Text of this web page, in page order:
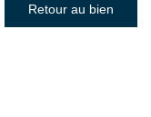
Retour au bien